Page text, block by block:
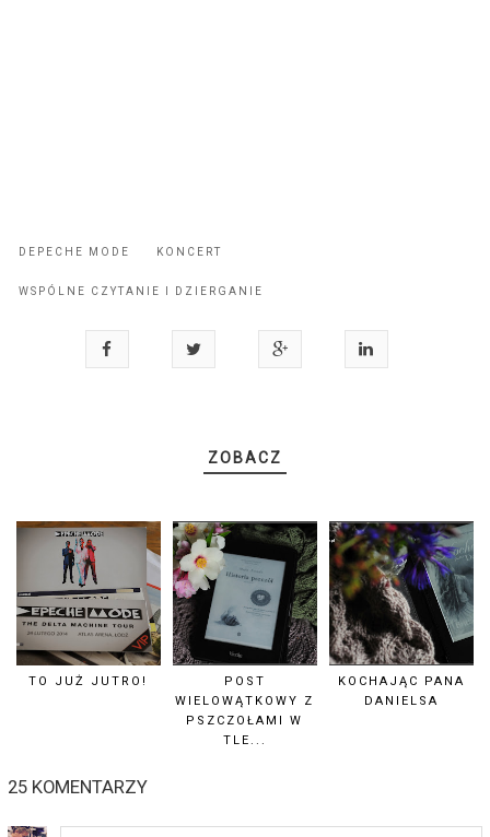
DEPECHE MODE KONCERT
WSPÓLNE CZYTANIE I DZIERGANIE
ZOBACZ
TO JUŻ JUTRO!
POST
WIELOWĄTKOWY Z
PSZCZOŁAMI W
TLE...
KOCHAJĄC PANA
DANIELSA
25 KOMENTARZY